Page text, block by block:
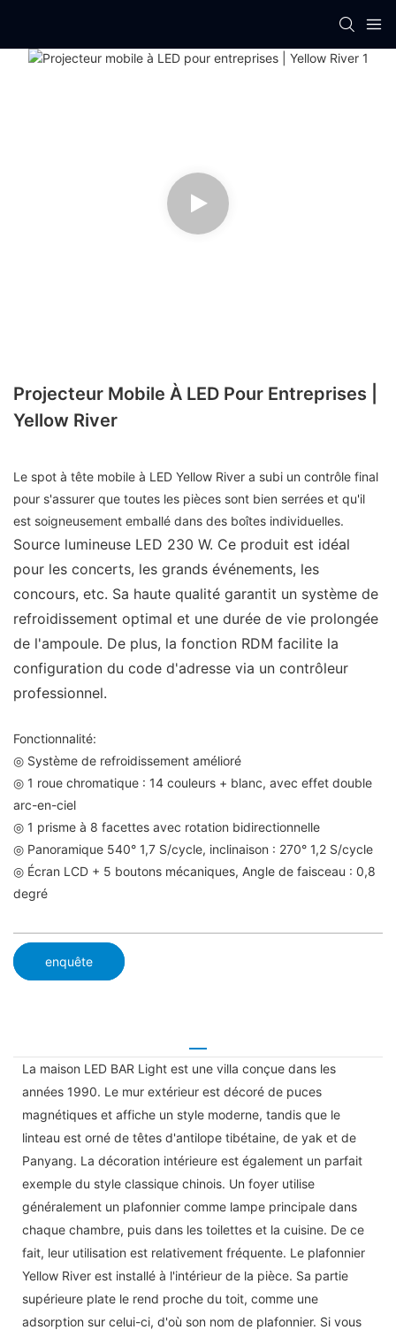
Projecteur Mobile À LED Pour Entreprises |
Yellow River
Le spot à tête mobile à LED Yellow River a subi un contrôle final
pour s'assurer que toutes les pièces sont bien serrées et qu'il
est soigneusement emballé dans des boîtes individuelles.
Source lumineuse LED 230 W. Ce produit est idéal
pour les concerts, les grands événements, les
concours, etc. Sa haute qualité garantit un système de
refroidissement optimal et une durée de vie prolongée
de l'ampoule. De plus, la fonction RDM facilite la
configuration du code d'adresse via un contrôleur
professionnel.
Fonctionnalité:
◎ Système de refroidissement amélioré
◎ 1 roue chromatique : 14 couleurs + blanc, avec effet double
arc-en-ciel
◎ 1 prisme à 8 facettes avec rotation bidirectionnelle
◎ Panoramique 540° 1,7 S/cycle, inclinaison : 270° 1,2 S/cycle
◎ Écran LCD + 5 boutons mécaniques, Angle de faisceau : 0,8
degré
enquête
La maison LED BAR Light est une villa conçue dans les
années 1990. Le mur extérieur est décoré de puces
magnétiques et affiche un style moderne, tandis que le
linteau est orné de têtes d'antilope tibétaine, de yak et de
Panyang. La décoration intérieure est également un parfait
exemple du style classique chinois. Un foyer utilise
généralement un plafonnier comme lampe principale dans
chaque chambre, puis dans les toilettes et la cuisine. De ce
fait, leur utilisation est relativement fréquente. Le plafonnier
Yellow River est installé à l'intérieur de la pièce. Sa partie
supérieure plate le rend proche du toit, comme une
adsorption sur celui-ci, d'où son nom de plafonnier. Si vous